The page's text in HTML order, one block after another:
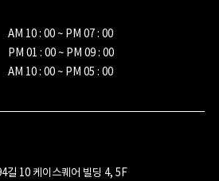
AM 10 : 00 ~ PM 07 : 00
PM 01 : 00 ~ PM 09 : 00
AM 10 : 00 ~ PM 05 : 00
길 10 케이스퀘어 빌딩 4, 5F